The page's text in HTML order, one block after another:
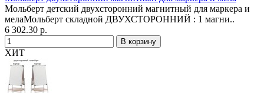
Мольберт детский двухсторонний магнитный для маркера и
мелаМольберт складной ДВУХСТОРОННИЙ : 1 магни..
6 302.30 р.
ХИТ